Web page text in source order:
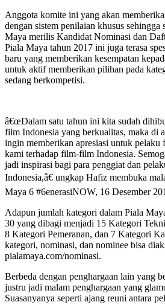
Anggota komite ini yang akan
dengan sistem penilaian khusus sehingga
Maya merilis Kandidat Nominasi dan
Piala Maya tahun 2017 ini juga terasa
baru yang memberikan kesempatan
untuk aktif memberikan pilihan pada
sedang berkompetisi.
â€œDalam satu tahun ini kita sudah
film Indonesia yang berkualitas, maka di
ingin memberikan apresiasi untuk
kami terhadap film-film Indonesia.
jadi inspirasi bagi para penggiat dan
Indonesia,â€ ungkap Hafiz membuka
Maya 6 #6enerasiNOW, 16 Desember
Adapun jumlah kategori dalam Piala
30 yang dibagi menjadi 15 Kategori
8 Kategori Pemeranan, dan 7 Kategori
kategori, nominasi, dan nominee bisa
pialamaya.com/nominasi.
Berbeda dengan penghargaan lain yang
justru jadi malam penghargaan yang
Suasanyanya seperti ajang reuni antara